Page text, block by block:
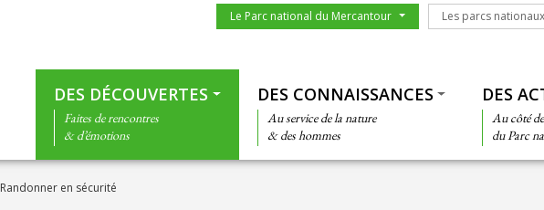
Menu du parc
Le Parc national du Mercantour Les parcs
Les parcs
DES DÉCOUVERTES
Faites de rencontres
& d’émotions
DES CONNAISSANCES
Au service de la nature
& des hommes
DES
Au côté
du Parc
Randonner en sécurité